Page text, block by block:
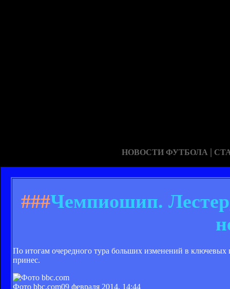
НОВОСТИ ФУТБОЛА |
###Чемпиошип.
По итогам очередного тура больших изменений в
принес.
Фото bbc.com09 февраля 2014, 14:44